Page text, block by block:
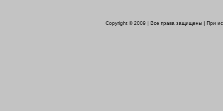
Copyright © 2009 | Все права защищены | При